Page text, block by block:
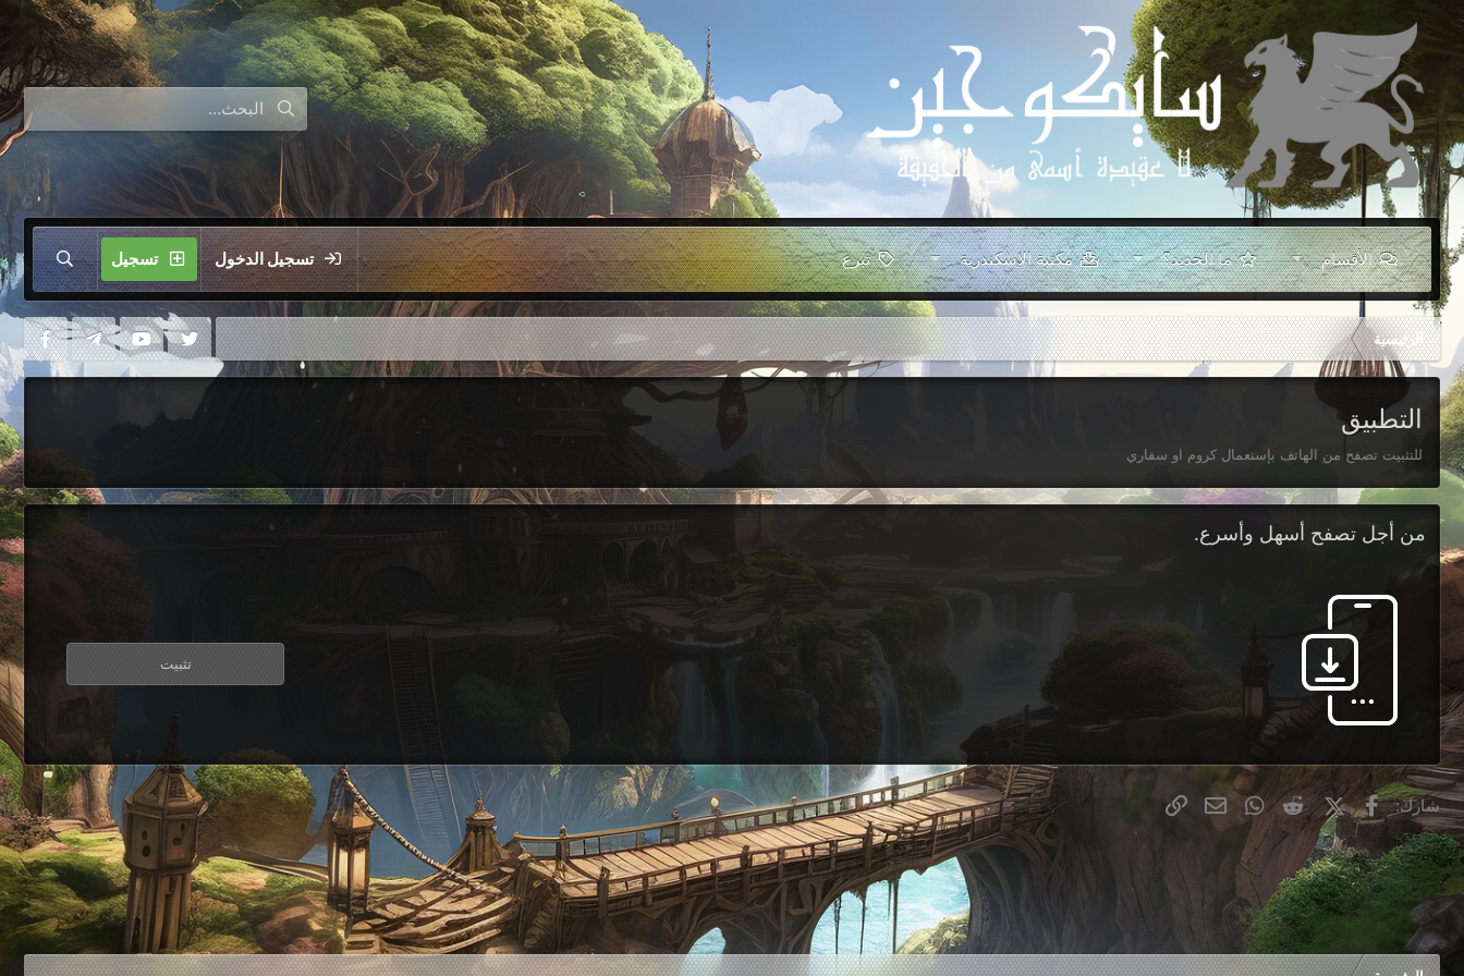
الأقسام ما الجديد؟ مكتبة الإسكندرية تبرع تسجيل الدخول تسجيل
الرئيسية
التطبيق
للتثبيت تصفح من الهاتف بإستعمال كروم او سفاري
من أجل تصفح أسهل وأسرع.
تثبيت
شارك: Facebook
Reddit
WhatsAppالبريد الإلكتروني